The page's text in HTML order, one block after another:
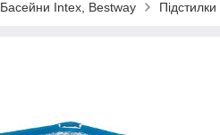
Басейни Intex, Bestway